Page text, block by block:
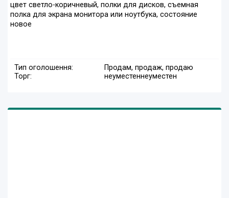
цвет светло-коричневый, полки для дисков, съемная
полка для экрана монитора или ноутбука, состояние
новое
Тип оголошення:
Продам, продаж, продаю
Торг:
неуместеннеуместен